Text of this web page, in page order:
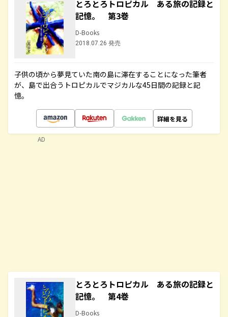
とろとろトロピカル ある旅の記録と
記憶。 第3巻
D-Books
2018.07.26 発売
子供の頃から夢見ていた南の島に滞在することになった筆者
が、島で出合うトロピカルでマジカルな45日間の記録と記
憶。
詳細を見る
とろとろトロピカル ある旅の記録と
記憶。 第4巻
D-Books
AD